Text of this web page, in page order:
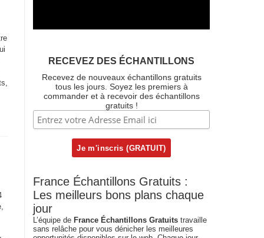
RECEVEZ DES ÉCHANTILLONS
Recevez de nouveaux échantillons gratuits
tous les jours. Soyez les premiers à
commander et à recevoir des échantillons
gratuits !
France Échantillons Gratuits :
Les meilleurs bons plans chaque
jour
L’équipe de France Échantillons Gratuits travaille
sans relâche pour vous dénicher les meilleures